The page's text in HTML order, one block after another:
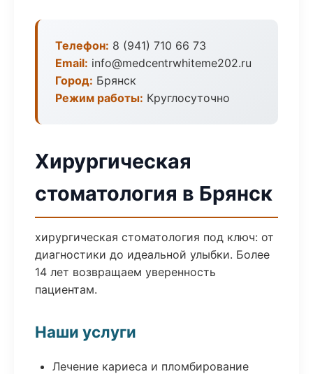
Телефон: 8 (941) 710 66 73
Email: info@medcentrwhiteme202.ru
Город: Брянск
Режим работы: Круглосуточно
Хирургическая
стоматология в Брянск
хирургическая стоматология под ключ: от
диагностики до идеальной улыбки. Более
14 лет возвращаем уверенность
пациентам.
Наши услуги
Лечение кариеса и пломбирование